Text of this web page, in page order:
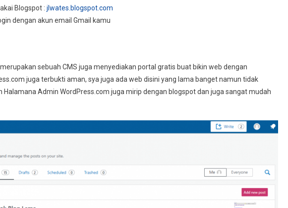
Blogspot : jlwates.blogspot.com
dengan akun email Gmail kamu
sebuah CMS juga menyediakan portal gratis buat bikin web dengan
juga terbukti aman, sya juga ada web disini yang lama banget namun tidak
Admin WordPress.com juga mirip dengan blogspot dan juga sangat mudah